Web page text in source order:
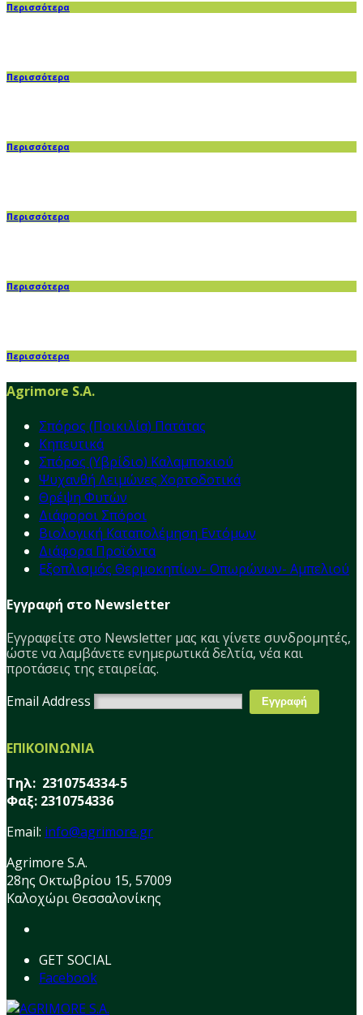
Περισσότερα
Περισσότερα
Περισσότερα
Περισσότερα
Περισσότερα
Περισσότερα
Agrimore S.A.
Σπόρος (Ποικιλία) Πατάτας
Κηπευτικά
Σπόρος (Υβρίδιο) Καλαμποκιού
Ψυχανθή Λειμώνες Χορτοδοτικά
Θρέψη Φυτών
Διάφοροι Σπόροι
Βιολογική Καταπολέμηση Εντόμων
Διάφορα Προϊόντα
Εξοπλισμός Θερμοκηπίων- Οπωρώνων- Αμπελιού
Εγγραφή στο Newsletter
Εγγραφείτε στο Νewsletter μας και γίνετε συνδρομητές,
ώστε να λαμβάνετε ενημερωτικά δελτία, νέα και
προτάσεις της εταιρείας.
Email Address
ΕΠΙΚΟΙΝΩΝΙΑ
Τηλ: 2310754334-5
Φαξ: 2310754336
Email: info@agrimore.gr
Agrimore S.A.
28ης Οκτωβρίου 15, 57009
Καλοχώρι Θεσσαλονίκης
GET SOCIAL
Facebook